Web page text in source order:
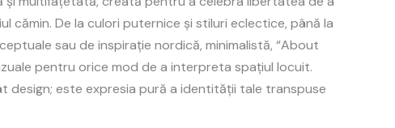
cămin. De la culori puternice și stiluri eclectice, până la
sau de inspirație nordică, minimalistă, “About
pentru orice mod de a interpreta spațiul locuit.
design; este expresia pură a identității tale transpuse